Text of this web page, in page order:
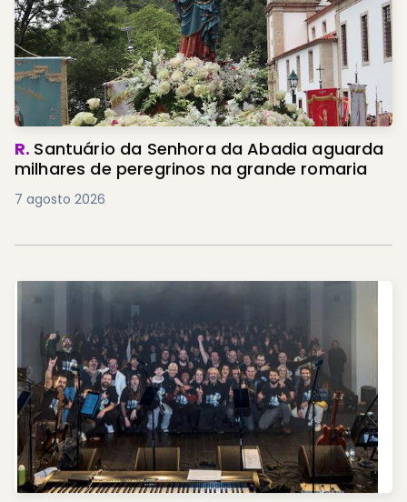
R. Santuário da Senhora da Abadia aguarda
milhares de peregrinos na grande romaria
7 agosto 2026